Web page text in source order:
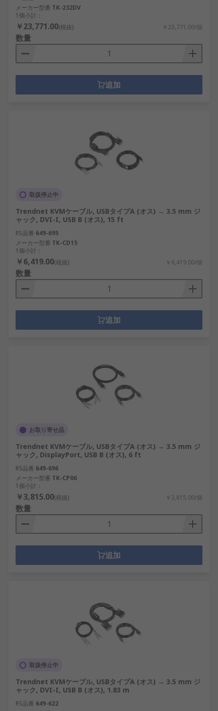
メーカー型番 TK-232DV
1個小計：
￥23,771.00(税抜) ￥23,771.00/個
数量
追加
取扱停止中
Trendnet KVMケーブル, USBタイプA (オス) → 3.5 mm ジ
ャック, DVI-I, USB B (オス), 15 ft
RS品番 649-695
メーカー型番 TK-CD15
1個小計：
￥6,419.00(税抜) ￥6,419.00/個
数量
追加
お取り寄せ品
Trendnet KVMケーブル, USBタイプA (オス) → 3.5 mm ジ
ャック, DisplayPort, USB B (オス), 6 ft
RS品番 649-696
メーカー型番 TK-CP06
1個小計：
￥3,815.00(税抜) ￥3,815.00/個
数量
追加
取扱停止中
Trendnet KVMケーブル, USBタイプA (オス) → 3.5 mm ジ
ャック, DVI-I, USB B (オス), 1.83 m
RS品番 649-622